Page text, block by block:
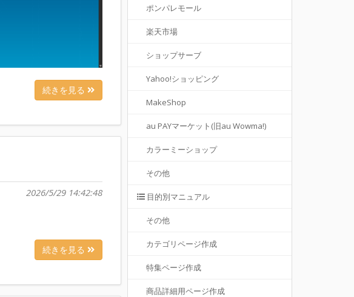
続きを見る
2026/5/29 14:42:48
続きを見る
ポンパレモール
楽天市場
ショップサーブ
Yahoo!ショッピング
MakeShop
au PAYマーケット(旧au Wowma!)
カラーミーショップ
その他
目的別マニュアル
その他
カテゴリページ作成
特集ページ作成
商品詳細用ページ作成